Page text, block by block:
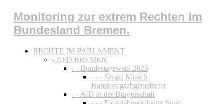
Monitoring zur extrem Rechten im
Bundesland Bremen.
RECHTE IM PARLAMENT
- AFD BREMEN
- - Bundestagswahl 2025
- - - Sergej Minich |
Bundestagsabgeordneter
- - AfD in der Bürgerschaft